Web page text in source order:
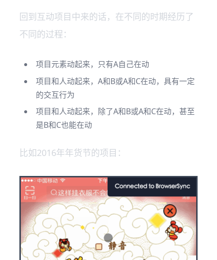
回到互动项目中来的话，在不同的时期经历了
不同的过程：
项目元素动起来，只有A自己在动
项目和人动起来，A和B或A和C在动，具有一定
的交互行为
项目和人动起来，除了A和B或A和C在动，甚至
是B和C也能在动
比如2016年年货节的项目：